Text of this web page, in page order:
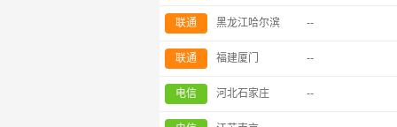
联通 黑龙江哈尔滨 --
联通 福建厦门 --
电信 河北石家庄 --